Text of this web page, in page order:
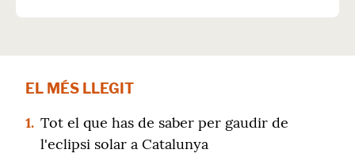
EL MÉS LLEGIT
1. Tot el que has de saber per gaudir de
l'eclipsi solar a Catalunya